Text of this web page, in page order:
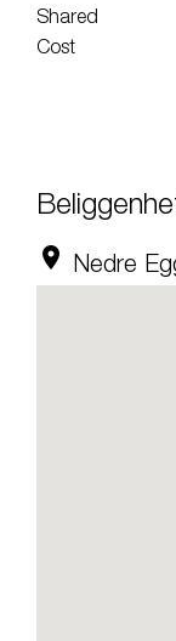
Shared
Cost
location_on Nedre